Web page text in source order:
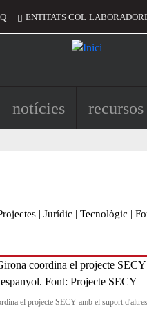
d'usuari
ENTITATS
Navegació
notícies recursos
| Jurídic | Tecnològic |
el projecte SECY amb el suport